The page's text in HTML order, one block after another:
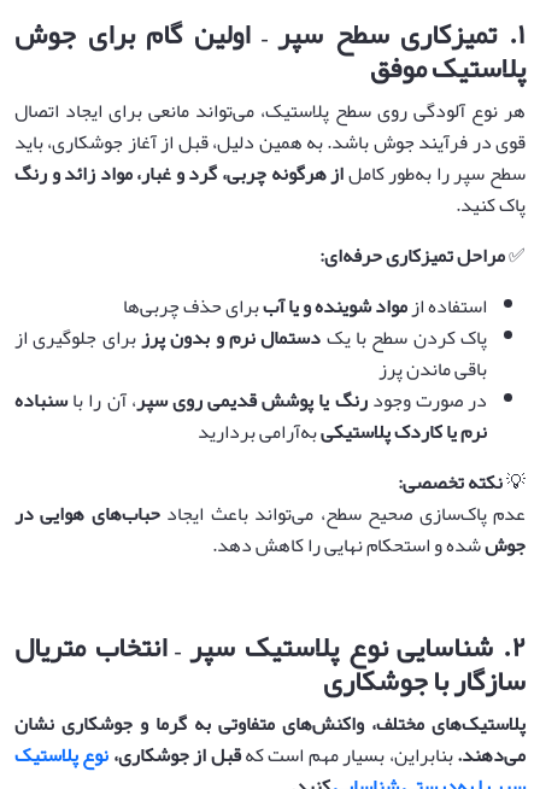
۱.تمیزکاری سطح سپر – اولین گام برای جوش
پلاستیک موفق
هر نوع آلودگی روی سطح پلاستیک، می‌تواند مانعی برای ایجاد اتصال
قوی در فرآیند جوش باشد. به همین دلیل، قبل از آغاز جوشکاری، باید
سطح سپر را به‌طور کاملاز هرگونه چربی، گرد و غبار، مواد زائد و رنگ
پاک کنید.
✅مراحل تمیزکاری حرفه‌ای:
استفاده ازمواد شوینده و یا آببرای حذف چربی‌ها
پاک کردن سطح با یکدستمال نرم و بدون پرزبرای جلوگیری از
باقی ماندن پرز
در صورت وجودرنگ یا پوشش قدیمی روی سپر، آن را باسنباده
نرم یا کاردک پلاستیکیبه‌آرامی بردارید
💡نکته تخصصی:
عدم پاک‌سازی صحیح سطح، می‌تواند باعث ایجادحباب‌های هوایی در
جوششده و استحکام نهایی را کاهش دهد.
۲. شناسایی نوع پلاستیک سپر – انتخاب متریال
سازگار با جوشکاری
پلاستیک‌های مختلف، واکنش‌های متفاوتی به گرما و جوشکاری نشان
می‌دهند.بنابراین، بسیار مهم است کهقبل از جوشکاری،نوع پلاستیک